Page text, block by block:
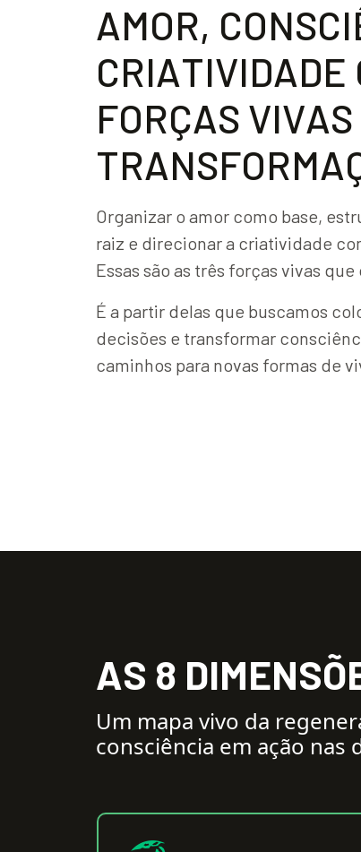
AMOR, CONSCI
CRIATIVIDADE
FORÇAS VIVAS
TRANSFORMA
Organizar o amor como base,
raiz e direcionar a criatividade
Essas são as três forças vivas
É a partir delas que buscamos
decisões e transformar
caminhos para novas formas de
AS 8 DIMENSÕ
Um mapa vivo da
consciência em ação